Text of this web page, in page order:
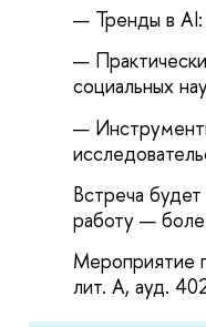
— Тренды в AI:
—
социальных
—
Встреча
работу —
Мероприятие
лит. А, ауд.